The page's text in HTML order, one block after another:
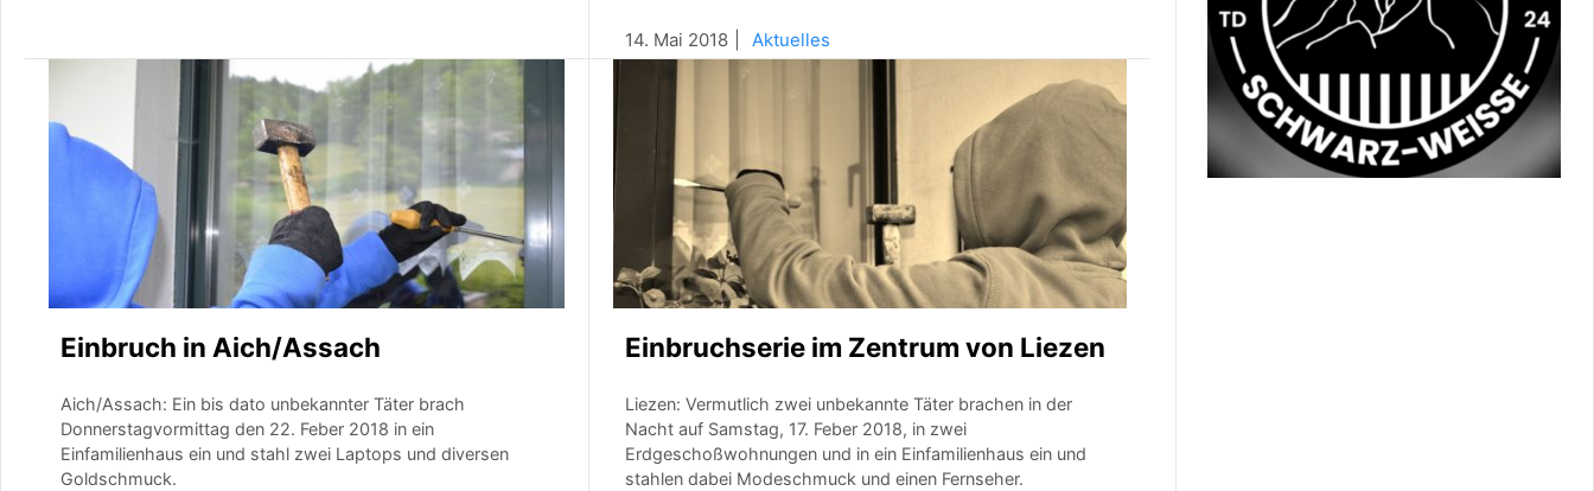
14. Mai 2018 Aktuelles
Einbruch in Aich/Assach
Aich/Assach: Ein bis dato unbekannter Täter brach
Donnerstagvormittag den 22. Feber 2018 in ein
Einfamilienhaus ein und stahl zwei Laptops und diversen
Goldschmuck.
Einbruchserie im Zentrum von Liezen
Liezen: Vermutlich zwei unbekannte Täter brachen in der
Nacht auf Samstag, 17. Feber 2018, in zwei
Erdgeschoßwohnungen und in ein Einfamilienhaus ein und
stahlen dabei Modeschmuck und einen Fernseher.